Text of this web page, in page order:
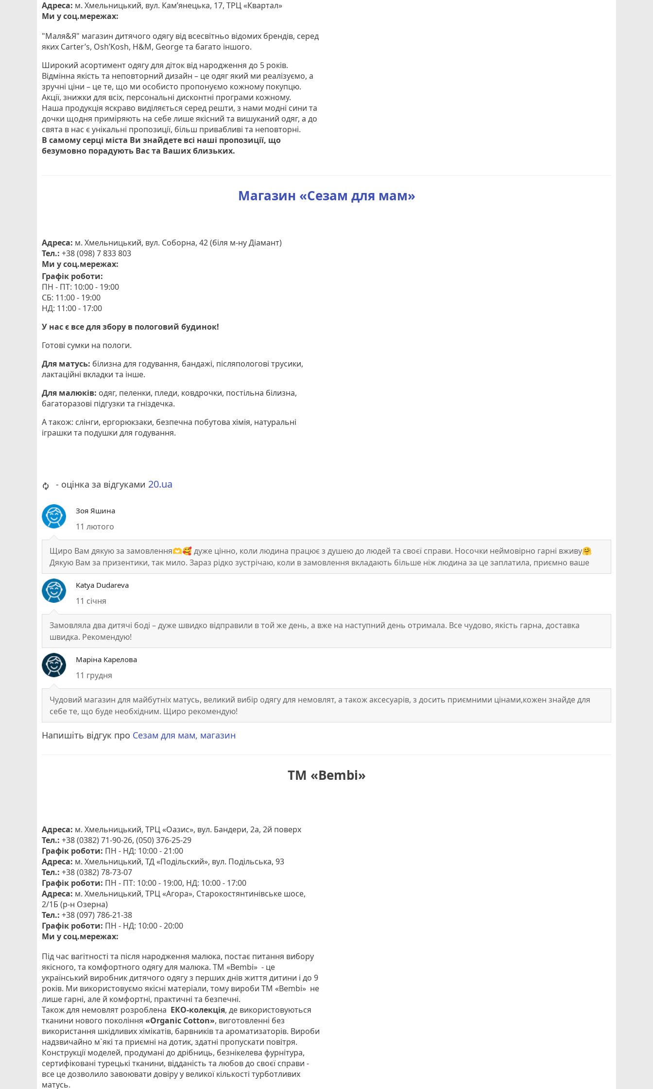
Адреса: м. Хмельницький, вул. Кам’янецька, 17, ТРЦ «Квартал»
Ми у соц.мережах:
"Маля&Я" магазин дитячого одягу від всесвітньо відомих брендів, серед
яких Carter’s, Osh’Kosh, H&M, George та багато іншого.
Широкий асортимент одягу для діток від народження до 5 років.
Відмінна якість та неповторний дизайн – це одяг який ми реалізуємо, а
зручні ціни – це те, що ми особисто пропонуємо кожному покупцю.
Акції, знижки для всіх, персональні дисконтні програми кожному.
Наша продукція яскраво виділяється серед решти, з нами модні сини та
дочки щодня приміряють на себе лише якісний та вишуканий одяг, а до
свята в нас є унікальні пропозиції, більш привабливі та неповторні.
В самому серці міста Ви знайдете всі наші пропозиції, що
безумовно порадують Вас та Ваших близьких.
Магазин «Сезам для мам»
Адреса: м. Хмельницький, вул. Соборна, 42 (біля м-ну Діамант)
Тел.: +38 (098) 7 833 803
Ми у соц.мережах:
Графік роботи:
ПН - ПТ: 10:00 - 19:00
СБ: 11:00 - 19:00
НД: 11:00 - 17:00
У нас є все для збору в пологовий будинок!
Готові сумки на пологи.
Для матусь: білизна для годування, бандажі, післяпологові трусики,
лактаційні вкладки та інше.
Для малюків: одяг, пеленки, пледи, ковдрочки, постільна білизна,
багаторазові підгузки та гніздечка.
А також: слінги, ергорюкзаки, безпечна побутова хімія, натуральні
іграшки та подушки для годування.
- оцінка за відгуками 20.ua
Зоя Яшина
11 лютого
Щиро Вам дякую за замовлення🫶🥰 дуже цінно, коли людина працює з душею до людей та своєї справи. Носочки неймовірно гарні вживу🤗
Дякую Вам за призентики, так мило. Зараз рідко зустрічаю, коли в замовлення вкладають більше ніж людина за це заплатила, приємно ваше
відношення до клієнтів.❤️Бажаю Вам більше вдячних клієнтів та процвітання Вашій справі🥰🤩 Гарного дня❣️Щиро рекомендую магазин👍👍
👍🔥🔥🔥🔥Katya Dudareva
11 січня
Замовляла два дитячі боді – дуже швидко відправили в той же день, а вже на наступний день отримала. Все чудово, якість гарна, доставка
швидка. Рекомендую!
Маріна Карелова
11 грудня
Чудовий магазин для майбутніх матусь, великий вибір одягу для немовлят, а також аксесуарів, з досить приємними цінами,кожен знайде для
себе те, що буде необхідним. Щиро рекомендую!
Напишіть відгук про Сезам для мам, магазин
ТМ «Bembi»
Адреса: м. Хмельницький, ТРЦ «Оазис», вул. Бандери, 2а, 2й поверх
Тел.: +38 (0382) 71-90-26, (050) 376-25-29
Графік роботи: ПН - НД: 10:00 - 21:00
Адреса: м. Хмельницький, ТД «Подільский», вул. Подільська, 93
Тел.: +38 (0382) 78-73-07
Графік роботи: ПН - ПТ: 10:00 - 19:00, НД: 10:00 - 17:00
Адреса: м. Хмельницький, ТРЦ «Агора», Старокостянтинівське шосе,
2/1Б (р-н Озерна)
Тел.: +38 (097) 786-21-38
Графік роботи: ПН - НД: 10:00 - 20:00
Ми у соц.мережах:
Під час вагітності та після народження малюка, постає питання вибору
якісного, та комфортного одягу для малюка. ТМ «Bembi» - це
український виробник дитячого одягу з перших днів життя дитини і до 9
років. Ми використовуємо якісні матеріали, тому вироби ТМ «Bembi» не
лише гарні, але й комфортні, практичні та безпечні.
Також для немовлят розроблена ЕКО-колекція, де використовуються
тканини нового покоління «Organiс Cotton», виготовленні без
використання шкідливих хімікатів, барвників та ароматизаторів. Вироби
надзвичайно м`які та приємні на дотик, здатні пропускати повітря.
Конструкції моделей, продумані до дрібниць, безнікелева фурнітура,
сертифіковані турецькі тканини, відданість та любов до своєї справи -
все це дозволило завоювати довіру у великої кількості турботливих
матусь.